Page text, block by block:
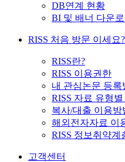
DB연계 현황
BI 및 배너 다운
RISS 처음 방문 이세요?
RISS란?
RISS 이용권한
내 관심논문 등록
RISS 자료 유형
복사/대출 이용방
해외전자자료 이
RISS 정보취약계
고객센터